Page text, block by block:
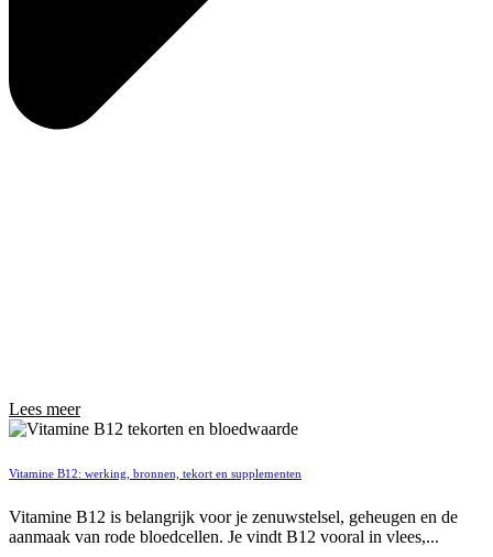
Lees meer
Vitamine B12: werking, bronnen, tekort en supplementen
Vitamine B12 is belangrijk voor je zenuwstelsel, geheugen en de
aanmaak van rode bloedcellen. Je vindt B12 vooral in vlees,...